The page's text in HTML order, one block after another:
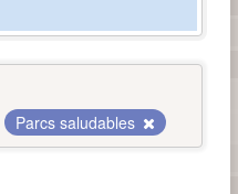
Parcs saludables